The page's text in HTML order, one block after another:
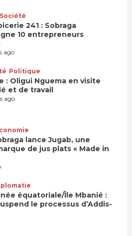
Société
241 : Sobraga
10 entrepreneurs
ago
Politique
: Oligui Nguema en visite
et de travail
ago
lance Jugab, une
de jus plats « Made in
équatoriale/Île Mbanié :
le processus d’Addis-